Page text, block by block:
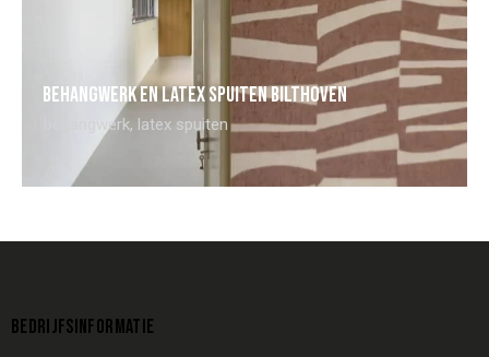
Behangwerk en latex spuiten Bilthoven
behangwerk, latex spuiten
BEDRIJFSINFORMATIE